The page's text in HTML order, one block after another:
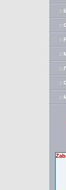
::
::
::
::
::
::
::